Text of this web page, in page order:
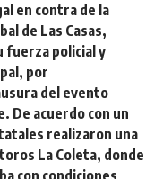
en contra de la
de Las Casas,
fuerza policial y
por
del evento
De acuerdo con un
realizaron una
La Coleta, donde